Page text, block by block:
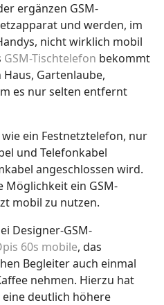
ergänzen GSM-
und werden, im
nicht wirklich mobil
GSM-Tischtelefon bekommt
Gartenlaube,
es nur selten entfernt
ein Festnetztelefon, nur
und Telefonkabel
angeschlossen wird.
Möglichkeit ein GSM-
mobil zu nutzen.
Designer-GSM-
60s mobile, das
Begleiter auch einmal
nehmen. Hierzu hat
deutlich höhere